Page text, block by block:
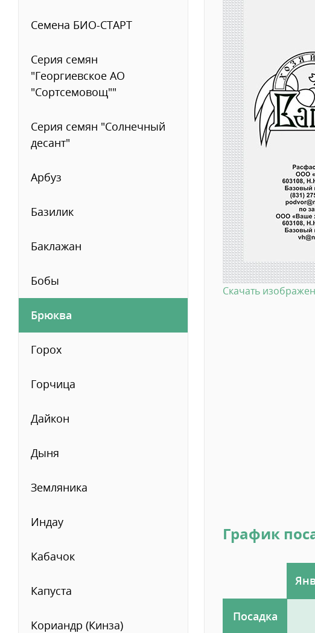
Семена БИО-СТАРТ
Серия семян
"Георгиевское АО
"Сортсемовощ""
Серия семян "Солнечный
десант"
Арбуз
Базилик
Баклажан
Бобы
Брюква
Горох
Горчица
Дайкон
Дыня
Земляника
Индау
Кабачок
Капуста
Кориандр (Кинза)
Скачать
График
Посадка